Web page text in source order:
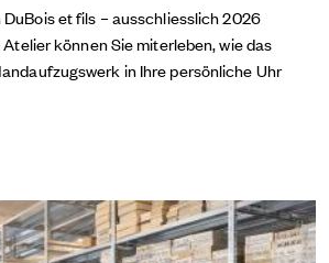
et fils – ausschliesslich 2026
können Sie miterleben, wie das
in Ihre persönliche Uhr